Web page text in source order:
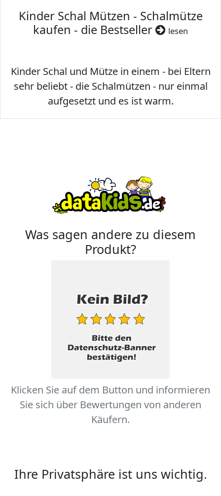
Kinder Schal Mützen - Schalmütze
kaufen - die Bestseller
lesen
Kinder Schal und Mütze in einem - bei Eltern
sehr beliebt - die Schalmützen - nur einmal
aufgesetzt und es ist warm.
Was sagen andere zu diesem
Produkt?
Klicken Sie auf dem Button und informieren
Sie sich über Bewertungen von anderen
Käufern.
Ihre Privatsphäre ist uns wichtig.